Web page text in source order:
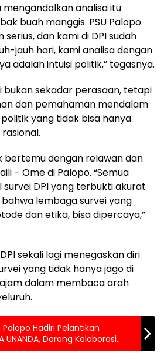
mengandalkan analisa itu
buah manggis. PSU Palopo
dan kami di DPI sudah
jauh hari, kami analisa dengan
adalah intuisi politik,” tegasnya.
bukan sekadar perasaan, tetapi
dan pemahaman mendalam
yang tidak bisa hanya
bertemu dengan relawan dan
– Ome di Palopo. “Semua
survei DPI yang terbukti akurat
lembaga survei yang
dan etika, bisa dipercaya,”
sekali lagi menegaskan diri
yang tidak hanya jago di
dalam membaca arah
Palopo Hadiri Pelantikan
UNANDA, Dorong Kolaborasi